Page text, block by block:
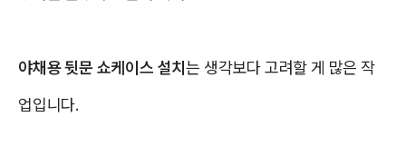
야채용 뒷문 쇼케이스 설치는 생각보다 고려할 게 많은 작
업입니다.